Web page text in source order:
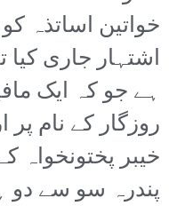
ہے جو کہ ایک
روزگار کے نام پر
خیبر پختونخواہ
پندرہ سو سے دو